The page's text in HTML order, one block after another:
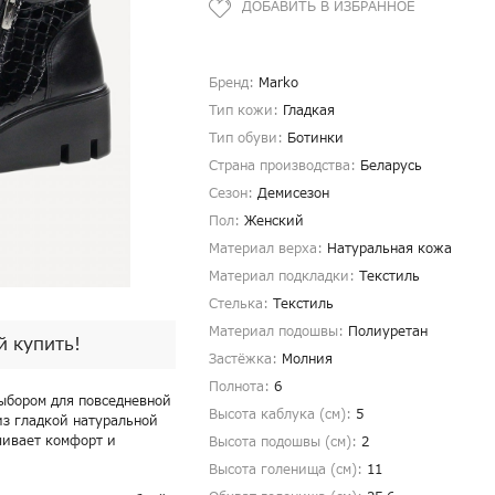
купить!
для повседневной
гладкой натуральной
комфорт и
Бренд: Marko
Тип кожи: Гладкая
Тип обуви: Ботинки
Страна производства: Беларусь
Сезон: Демисезон
Пол: Женский
Материал верха: Натуральная кожа
Материал подкладки: Текстиль
Стелька: Текстиль
Материал подошвы: Полиуретан
Застёжка: Молния
Полнота: 6
Высота каблука (см): 5
Высота подошвы (см): 2
Высота голенища (cм): 11